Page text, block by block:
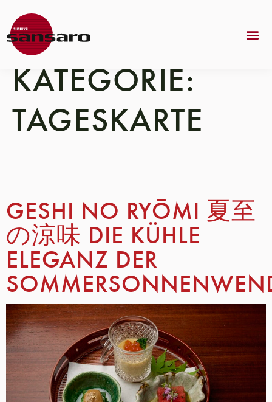
KATEGORIE:
TAGESKARTE
GESHI NO RYŌMI 夏至
の涼味 DIE KÜHLE
ELEGANZ DER